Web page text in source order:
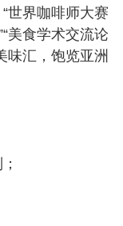
世界咖啡师大赛
美食学术交流论
味汇，饱览亚洲